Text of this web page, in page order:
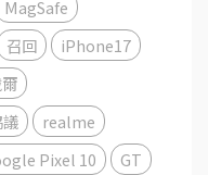
MagSafe
召回
iPhone17
realme
Pixel 10
GT